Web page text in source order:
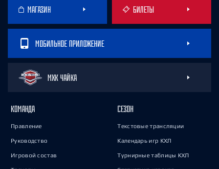
МАГАЗИН БИЛЕТЫ
МОБИЛЬНОЕ ПРИЛОЖЕНИЕ
МХК ЧАЙКА
КОМАНДА
Правление
Руководство
Игровой состав
СЕЗОН
Текстовые трансляции
Календарь игр КХЛ
Турнирные таблицы КХЛ